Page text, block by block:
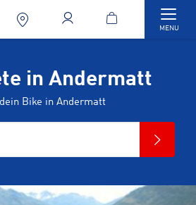
MENU
in Andermatt
Bike in Andermatt